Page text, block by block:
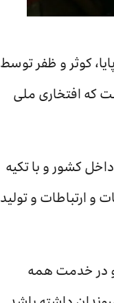
کوثر و ظفر توسط
که افتخاری ملی
کشور و با تکیه
ارتباطات و تولید
و در خدمت همه